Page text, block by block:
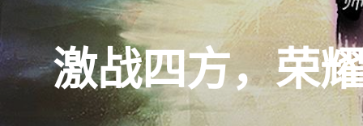
激战四方，荣